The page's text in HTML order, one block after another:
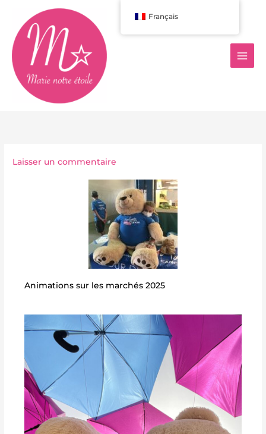
contenu
Laisser un commentaire
Animations sur les marchés 2025
Français